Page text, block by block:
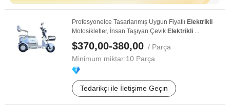
Profesyonelce Tasarlanmış Uygun Fiyatlı Elektrikli
Motosikletler, İnsan Taşıyan Çevik Elektrikli ...
$370,00-380,00 / Parça
Minimum miktar:10 Parça
Tedarikçi ile İletişime Geçin